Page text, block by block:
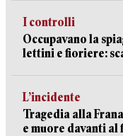
I controlli
Occupavano la
lettini e fioriere:
L’incidente
Tragedia alla
e muore davanti al